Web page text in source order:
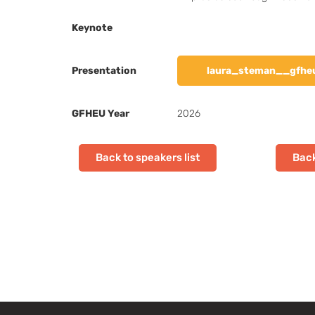
Keynote
Presentation
GFHEU Year 2026
Back to speakers list